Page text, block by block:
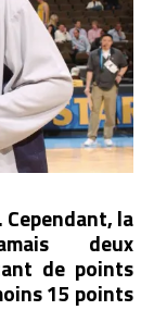
la
deux
de points
15 points